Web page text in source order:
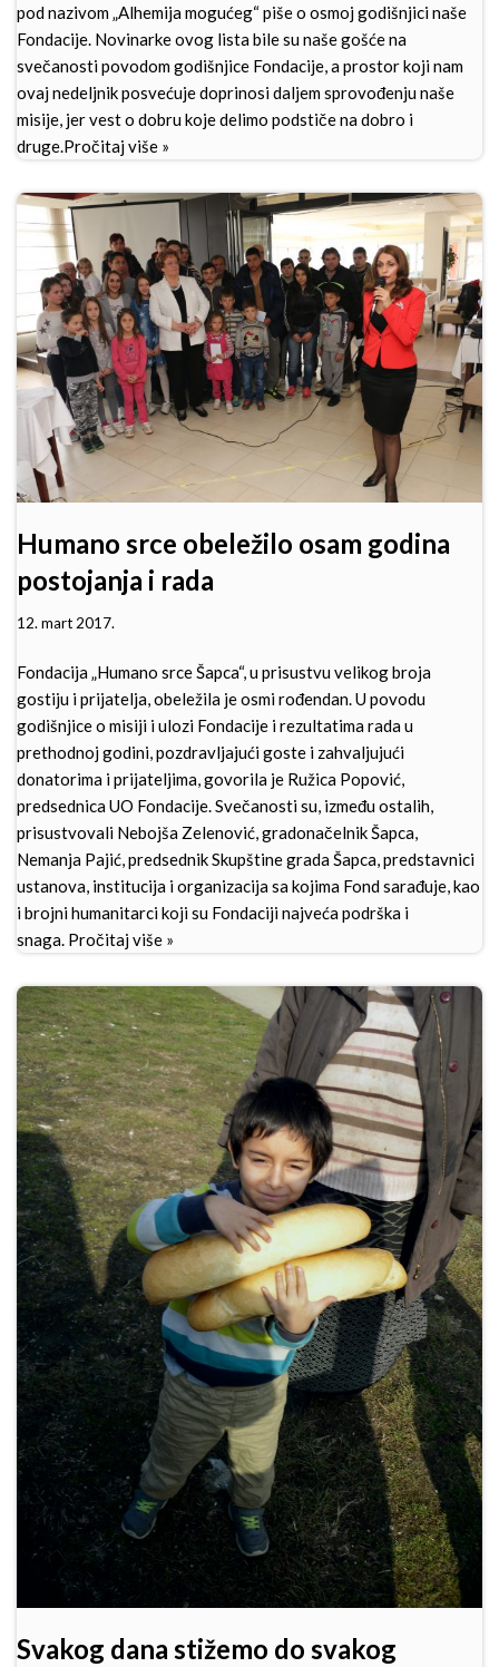
pod nazivom „Alhemija mogućeg“ piše o osmoj godišnjici naše
Fondacije. Novinarke ovog lista bile su naše gošće na
svečanosti povodom godišnjice Fondacije, a prostor koji nam
ovaj nedeljnik posvećuje doprinosi daljem sprovođenju naše
misije, jer vest o dobru koje delimo podstiče na dobro i
druge.Pročitaj više »
Humano srce obeležilo osam godina
postojanja i rada
12. mart 2017.
Fondacija „Humano srce Šapca“, u prisustvu velikog broja
gostiju i prijatelja, obeležila je osmi rođendan. U povodu
godišnjice o misiji i ulozi Fondacije i rezultatima rada u
prethodnoj godini, pozdravljajući goste i zahvaljujući
donatorima i prijateljima, govorila je Ružica Popović,
predsednica UO Fondacije. Svečanosti su, između ostalih,
prisustvovali Nebojša Zelenović, gradonačelnik Šapca,
Nemanja Pajić, predsednik Skupštine grada Šapca, predstavnici
ustanova, institucija i organizacija sa kojima Fond sarađuje, kao
i brojni humanitarci koji su Fondaciji najveća podrška i
snaga. Pročitaj više »
Svakog dana stižemo do svakog